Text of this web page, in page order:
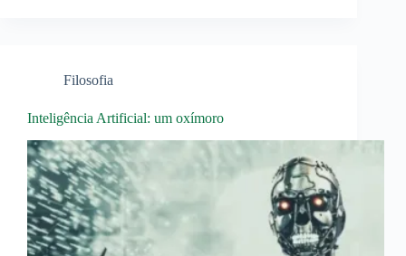
Filosofia
Inteligência Artificial: um oxímoro